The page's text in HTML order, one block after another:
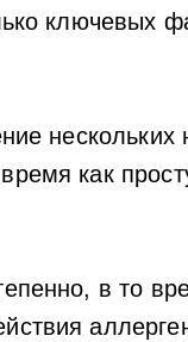
ключевых
нескольких
как
в то